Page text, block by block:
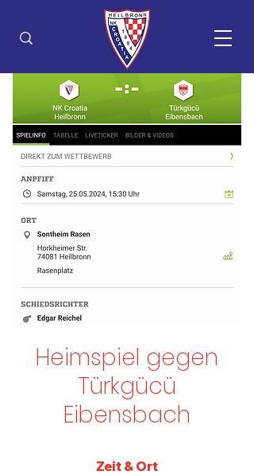
Heimspiel gegen
Türkgücü
Eibensbach
Zeit & Ort